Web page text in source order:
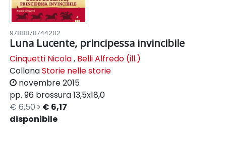
9788878744202
Luna Lucente, principessa invincibile
Cinquetti Nicola, Belli Alfredo (ill.)
CollanaStorie nelle storie
novembre 2015
pp. 96 brossura13,5x18,0
€ 6,50
€ 6,17
disponibile